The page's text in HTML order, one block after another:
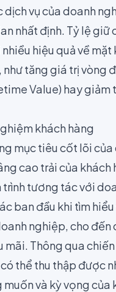
dịch vụ của doanh
nhất định. Tỷ lệ giữ
hiệu quả về mặt
tăng giá trị vòng
Value) hay giảm
khách hàng
mục tiêu cốt lõi
cao trải của
trình tương tác với
ban đầu khi tìm hiểu
nghiệp, cho đến
mãi. Thông qua
thể thu thập được
muốn và kỳ vọng của